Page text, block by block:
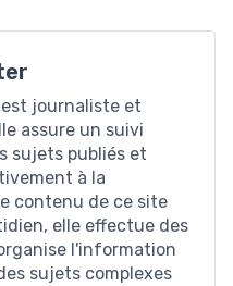
journaliste et
assure un suivi
sujets publiés et
à la
contenu de ce site
elle effectue des
l'information
sujets complexes